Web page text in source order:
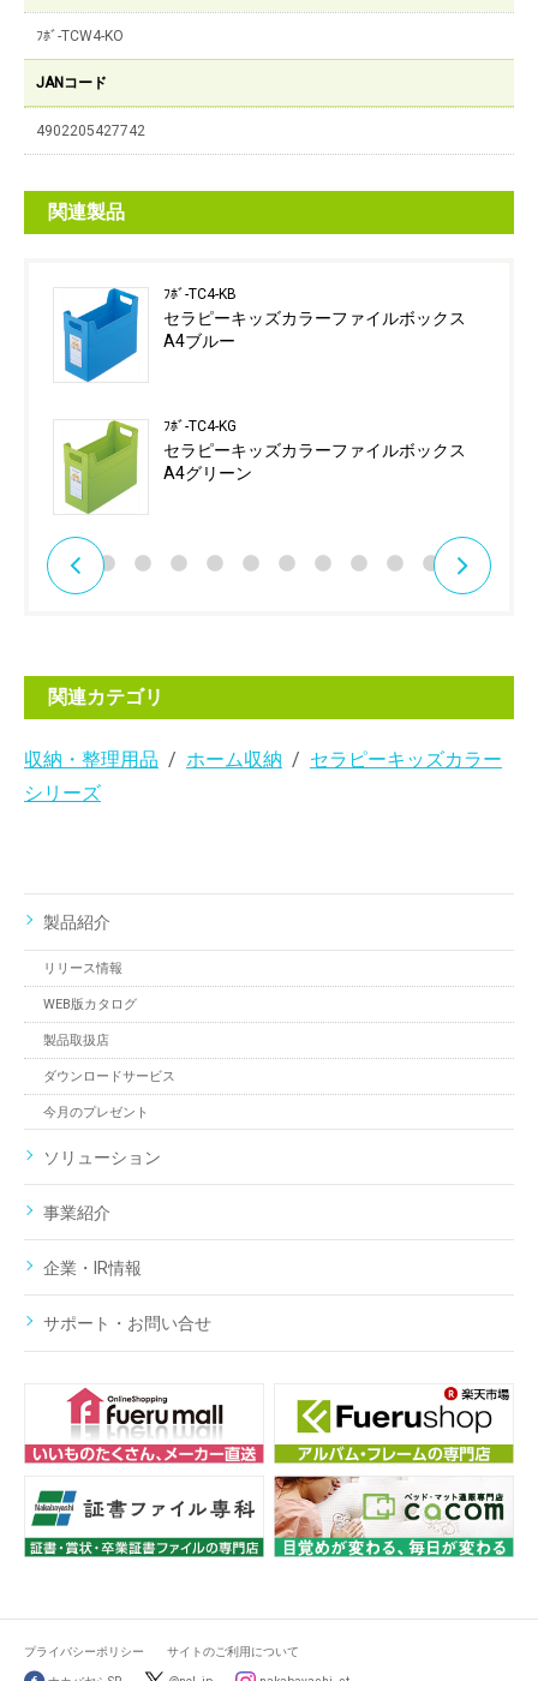
ﾌﾎﾞ-TCW4-KO
JANコード
4902205427742
関連製品
ﾌﾎﾞ-TC4-KB
セラピーキッズカラーファイルボックス
A4ブルー
ﾌﾎﾞ-TC4-KG
セラピーキッズカラーファイルボックス
A4グリーン
関連カテゴリ
収納・整理用品 ホーム収納
セラピーキッズカラー
シリーズ
製品紹介
リリース情報
WEB版カタログ
製品取扱店
ダウンロードサービス
今月のプレゼント
ソリューション
事業紹介
企業・IR情報
サポート・お問い合せ
プライバシーポリシー サイトのご利用について